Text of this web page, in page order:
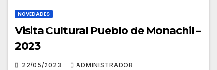
NOVEDADES
Visita Cultural Pueblo de Monachil –
2023
22/05/2023 ADMINISTRADOR